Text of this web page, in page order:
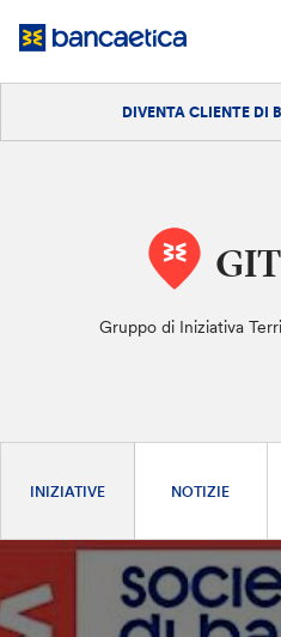
DIVENTA CLIENTE DI
Gruppo di Iniziativa
INIZIATIVE NOTIZIE